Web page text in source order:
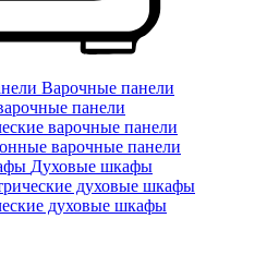
Варочные панели
панели
варочные панели
варочные панели
Духовые шкафы
духовые шкафы
духовые шкафы